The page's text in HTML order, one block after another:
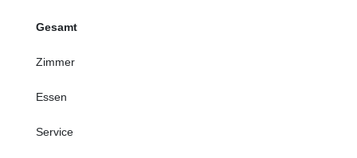
Gesamt
Zimmer
Essen
Service